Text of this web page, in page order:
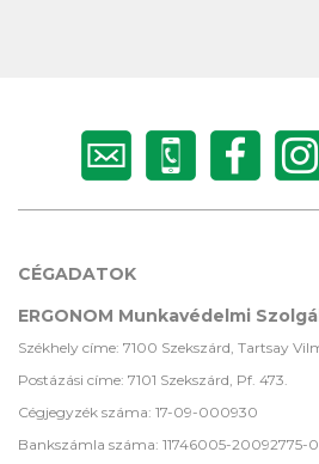
CÉGADATOK
ERGONOM Munkavédelmi
Székhely címe: 7100 Szekszárd, Tartsay
Postázási címe: 7101 Szekszárd, Pf. 473.
Cégjegyzék száma: 17-09-000930
Bankszámla száma: 11746005-